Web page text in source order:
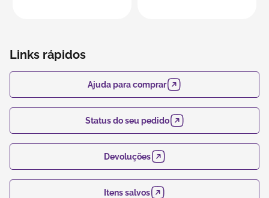
Links rápidos
Ajuda para comprar
Status do seu pedido
Devoluções
Itens salvos